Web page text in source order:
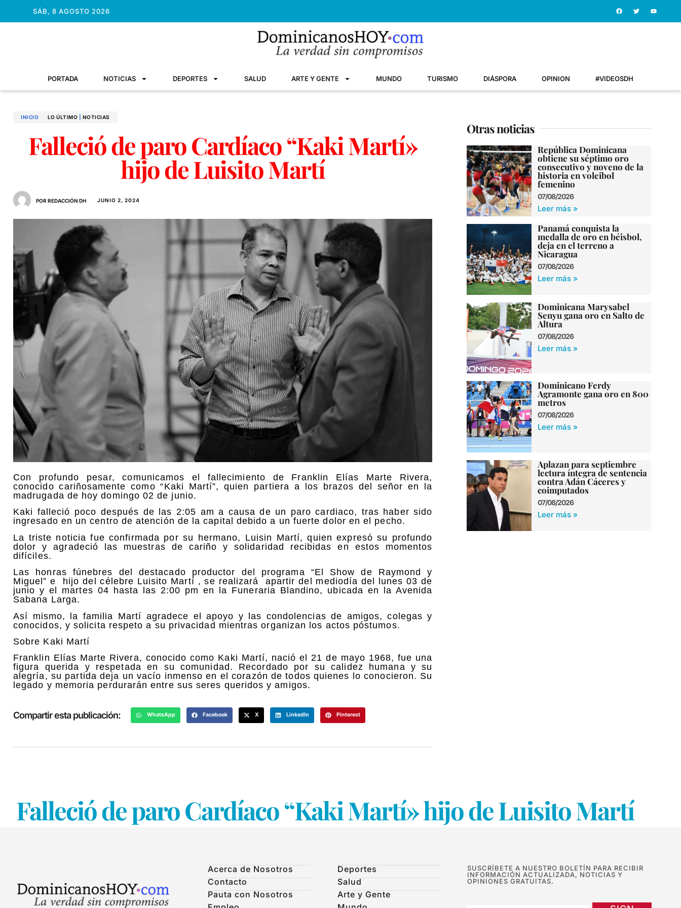
SÁB, 8 AGOSTO 2026
PORTADA NOTICIAS DEPORTES SALUD ARTE Y GENTE MUNDO TURISMO DIÁSPORA OPINION #VIDEOSDH
INICIO LO ÚLTIMO NOTICIAS
Falleció de paro Cardíaco “Kaki Martí»
hijo de Luisito Martí
POR REDACCIÓN DH JUNIO 2, 2024
Con profundo pesar, comunicamos el fallecimiento de Franklin Elías Marte Rivera,
conocido cariñosamente como “Kaki Martí”, quien partiera a los brazos del señor en la
madrugada de hoy domingo 02 de junio.
Kaki falleció poco después de las 2:05 am a causa de un paro cardiaco, tras haber sido
ingresado en un centro de atención de la capital debido a un fuerte dolor en el pecho.
La triste noticia fue confirmada por su hermano, Luisin Martí, quien expresó su profundo
dolor y agradeció las muestras de cariño y solidaridad recibidas en estos momentos
difíciles.
Las honras fúnebres del destacado productor del programa “El Show de Raymond y
Miguel” e hijo del célebre Luisito Martí , se realizará apartir del mediodía del lunes 03 de
junio y el martes 04 hasta las 2:00 pm en la Funeraria Blandino, ubicada en la Avenida
Sabana Larga.
Así mismo, la familia Martí agradece el apoyo y las condolencias de amigos, colegas y
conocidos, y solicita respeto a su privacidad mientras organizan los actos póstumos.
Sobre Kaki Martí
Franklin Elías Marte Rivera, conocido como Kaki Martí, nació el 21 de mayo 1968, fue una
figura querida y respetada en su comunidad. Recordado por su calidez humana y su
alegría, su partida deja un vacío inmenso en el corazón de todos quienes lo conocieron. Su
legado y memoria perdurarán entre sus seres queridos y amigos.
Compartir esta publicación: WhatsApp Facebook X LinkedIn Pinterest
Otras noticias
República Dominicana
obtiene su séptimo oro
consecutivo y noveno de la
historia en voleibol
femenino
07/08/2026
Leer más »
Panamá conquista la
medalla de oro en béisbol,
deja en el terreno a
Nicaragua
07/08/2026
Leer más »
Dominicana Marysabel
Senyu gana oro en Salto de
Altura
07/08/2026
Leer más »
Dominicano Ferdy
Agramonte gana oro en 800
metros
07/08/2026
Leer más »
Aplazan para septiembre
lectura íntegra de sentencia
contra Adán Cáceres y
coimputados
07/08/2026
Leer más »
Falleció de paro Cardíaco “Kaki Martí» hijo de Luisito Martí
Acerca de Nosotros
Contacto
Pauta con Nosotros
Deportes
Salud
Arte y Gente
SUSCRÍBETE A NUESTRO BOLETÍN PARA RECIBIR
INFORMACIÓN ACTUALIZADA, NOTICIAS Y
OPINIONES GRATUITAS.